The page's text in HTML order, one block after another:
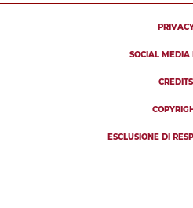
SOCIAL MEDIA
CREDITS
ESCLUSIONE DI